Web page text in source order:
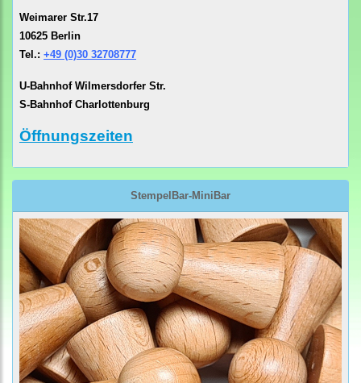
Weimarer Str.17
10625 Berlin
Tel.: +49 (0)30 32708777
U-Bahnhof Wilmersdorfer Str.
S-Bahnhof Charlottenburg
Öffnungszeiten
StempelBar-MiniBar